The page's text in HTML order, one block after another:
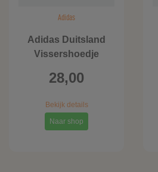
Adidas
Adidas Duitsland
Vissershoedje
28,00
Bekijk details
Naar shop